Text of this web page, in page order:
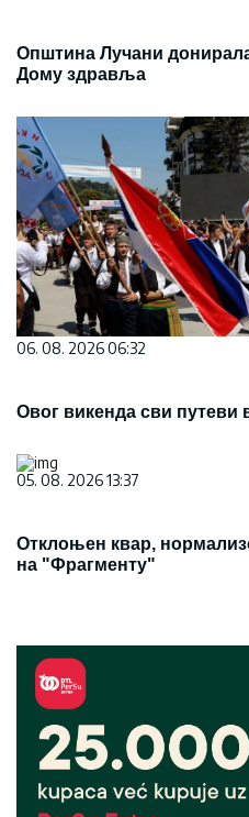
Општина Лучани
Дому здравља
06. 08. 2026 06:32
Овог викенда сви путеви
05. 08. 2026 13:37
Отклоњен квар,
на "Фрагменту"